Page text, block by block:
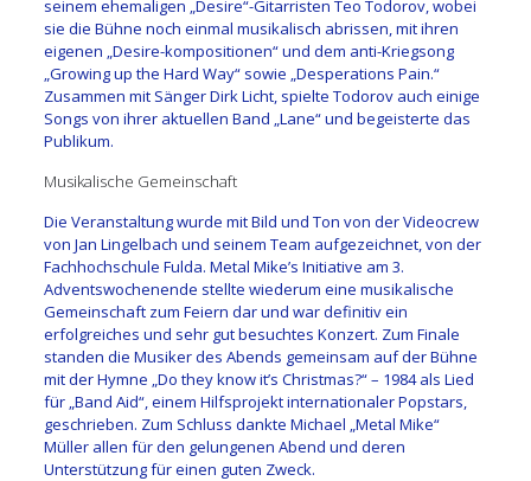
seinem ehemaligen „Desire“-Gitarristen Teo Todorov, wobei
sie die Bühne noch einmal musikalisch abrissen, mit ihren
eigenen „Desire-kompositionen“ und dem anti-Kriegsong
„Growing up the Hard Way“ sowie „Desperations Pain.“
Zusammen mit Sänger Dirk Licht, spielte Todorov auch einige
Songs von ihrer aktuellen Band „Lane“ und begeisterte das
Publikum.
Musikalische Gemeinschaft
Die Veranstaltung wurde mit Bild und Ton von der Videocrew
von Jan Lingelbach und seinem Team aufgezeichnet, von der
Fachhochschule Fulda. Metal Mike’s Initiative am 3.
Adventswochenende stellte wiederum eine musikalische
Gemeinschaft zum Feiern dar und war definitiv ein
erfolgreiches und sehr gut besuchtes Konzert. Zum Finale
standen die Musiker des Abends gemeinsam auf der Bühne
mit der Hymne „Do they know it’s Christmas?“ – 1984 als Lied
für „Band Aid“, einem Hilfsprojekt internationaler Popstars,
geschrieben. Zum Schluss dankte Michael „Metal Mike“
Müller allen für den gelungenen Abend und deren
Unterstützung für einen guten Zweck.